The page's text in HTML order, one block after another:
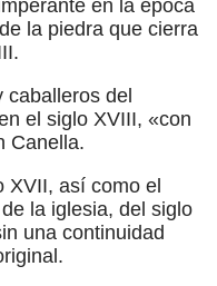
en la época
la piedra que cierra
del
el siglo XVIII, «con
Canella.
así como el
la iglesia, del siglo
una continuidad